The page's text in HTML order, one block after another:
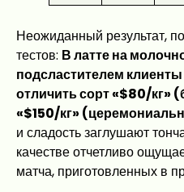
Неожиданный результат,
тестов: В латте на
подсластителем
отличить сорт «$80/кг»
«$150/кг»
и сладость заглушают
качестве отчетливо
матча, приготовленных в